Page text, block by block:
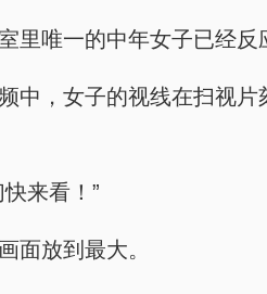
里唯一的中年女子已经反
中，女子的视线在扫视
来看！”
面放到最大。